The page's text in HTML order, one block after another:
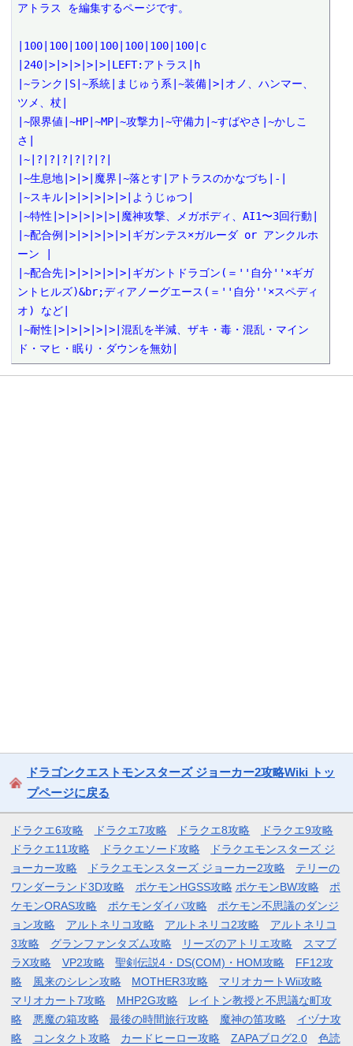
アトラス を編集するページです。
|100|100|100|100|100|100|100|c
|240|>|>|>|>|>|LEFT:アトラス|h
|~ランク|S|~系統|まじゅう系|~装備|>|オノ、ハンマー、
ツメ、杖|
|~限界値|~HP|~MP|~攻撃力|~守備力|~すばやさ|~かしこ
さ|
|~|?|?|?|?|?|?|
|~生息地|>|>|魔界|~落とす|アトラスのかなづち|-|
|~スキル|>|>|>|>|>|ようじゅつ|
|~特性|>|>|>|>|>|魔神攻撃、メガボディ、AI1〜3回行動|
|~配合例|>|>|>|>|>|ギガンテス×ガルーダ or アンクルホ
ーン |
|~配合先|>|>|>|>|>|ギガントドラゴン(＝''自分''×ギガ
ントヒルズ)&br;ディアノーグエース(＝''自分''×スペディ
オ) など|
|~耐性|>|>|>|>|>|混乱を半減、ザキ・毒・混乱・マイン
ド・マヒ・眠り・ダウンを無効|
ドラゴンクエストモンスターズ ジョーカー2攻略Wiki トッ
プページに戻る
ドラクエ6攻略 ドラクエ7攻略 ドラクエ8攻略
ドラクエ9攻略
ドラクエ11攻略
ドラクエソード攻略
ドラクエモンスターズ ジ
ョーカー攻略
ドラクエモンスターズ ジョーカー2攻略
テリーの
ワンダーランド3D攻略
ポケモンHGSS攻略 ポケモンBW攻略
ポ
ケモンORAS攻略
ポケモンダイパ攻略
ポケモン不思議のダンジ
ョン攻略
アルトネリコ攻略 アルトネリコ2攻略
アルトネリコ
3攻略
グランファンタズム攻略 リーズのアトリエ攻略
スマブ
ラX攻略
VP2攻略 聖剣伝説4・DS(COM)・HOM攻略
FF12攻
略
風来のシレン攻略 MOTHER3攻略
マリオカートWii攻略
マリオカート7攻略
MHP2G攻略
レイトン教授と不思議な町攻
略
悪魔の箱攻略 最後の時間旅行攻略 魔神の笛攻略
イヅナ攻
略
コンタクト攻略 カードヒーロー攻略 ZAPAブログ2.0 色読